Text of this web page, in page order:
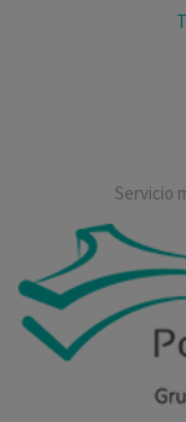
Servicio